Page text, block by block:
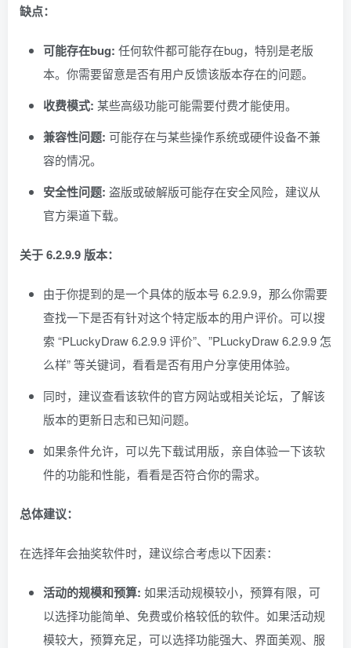
缺点：
可能存在bug: 任何软件都可能存在bug，特别是老版
本。你需要留意是否有用户反馈该版本存在的问题。
收费模式: 某些高级功能可能需要付费才能使用。
兼容性问题: 可能存在与某些操作系统或硬件设备不兼
容的情况。
安全性问题: 盗版或破解版可能存在安全风险，建议从
官方渠道下载。
关于 6.2.9.9 版本：
由于你提到的是一个具体的版本号 6.2.9.9，那么你需要
查找一下是否有针对这个特定版本的用户评价。可以搜
索 “PLuckyDraw 6.2.9.9 评价”、”PLuckyDraw 6.2.9.9 怎
么样” 等关键词，看看是否有用户分享使用体验。
同时，建议查看该软件的官方网站或相关论坛，了解该
版本的更新日志和已知问题。
如果条件允许，可以先下载试用版，亲自体验一下该软
件的功能和性能，看看是否符合你的需求。
总体建议：
在选择年会抽奖软件时，建议综合考虑以下因素：
活动的规模和预算: 如果活动规模较小，预算有限，可
以选择功能简单、免费或价格较低的软件。如果活动规
模较大，预算充足，可以选择功能强大、界面美观、服